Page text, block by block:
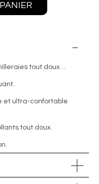
tout doux…
et ultra-confortable
tout doux.